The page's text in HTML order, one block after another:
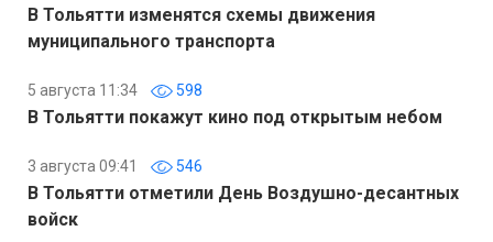
В Тольятти изменятся схемы движения
муниципального транспорта
5 августа 11:34 598
В Тольятти покажут кино под открытым небом
3 августа 09:41 546
В Тольятти отметили День Воздушно-десантных
войск